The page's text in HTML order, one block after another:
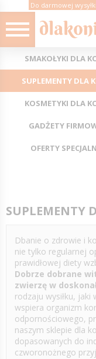
Do darmowej
SMAKOŁYKI DLA
SUPLEMENTY DLA
KOSMETYKI DLA
GADŻETY
OFERTY
SUPLEMENTY
Dbanie o zdrowie i
nie tylko regularnej
prawidłowej diety
Dobrze dobrane
zwierzę w
rodzaju wysiłku, jaki
wspiera organizm
odpornościowego,
naszym sklepie dla
dopasowanych do
czworonożnego